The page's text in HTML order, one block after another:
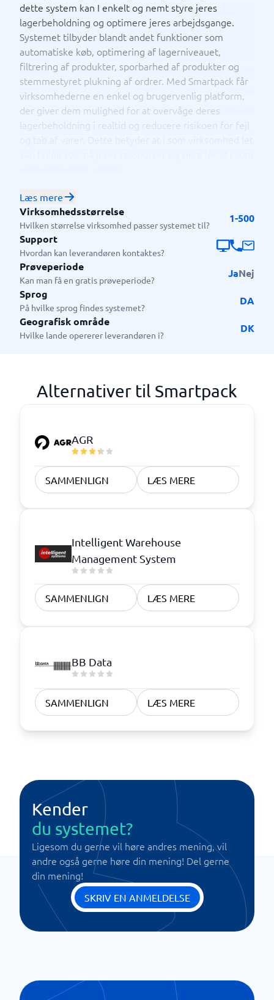
dette system kan I enkelt og nemt styre jeres
lagerbeholdning og optimere jeres arbejdsgange.
Systemet tilbyder blandt andet funktioner som
automatiske køb, optimering af lagerniveauet,
filtrering af produkter, sporbarhed af produkter og
stemmestyret plukning af ordrer. Med Smartpack får
virksomhederne en enkel og brugervenlig platform,
der giver dem mulighed for at overvåge deres
lagerbeholdning i realtid og reducere risikoen for fejl
Hvem er Smartpack egnet til?
Systemet her er designet til at hjælpe små og
mellemstore virksomheder med at holde styr på
deres lagerbeholdning, samt optimere
arbejdsprocesserne omkring dette. Systemet er
fleksibelt og derfor en ideel løsning for virksomheder
som ønsker at vokse med deres løsning.
Læs mere
Virksomhedsstørrelse
Hvilken størrelse virksomhed passer systemet til?
1-500
Support
Hvordan kan leverandøren kontaktes?
Prøveperiode
Kan man få en gratis prøveperiode?
JaNej
Sprog
På hvilke sprog findes systemet?
DA
Geografisk område
Hvilke lande opererer leverandøren i?
DK
Alternativer til Smartpack
AGR
SAMMENLIGN LÆS MERE
Intelligent Warehouse
Management System
SAMMENLIGN LÆS MERE
BB Data
SAMMENLIGN LÆS MERE
Kender
du systemet?
Ligesom du gerne vil høre andres mening, vil
andre også gerne høre din mening! Del gerne
din mening!
SKRIV EN ANMELDELSE